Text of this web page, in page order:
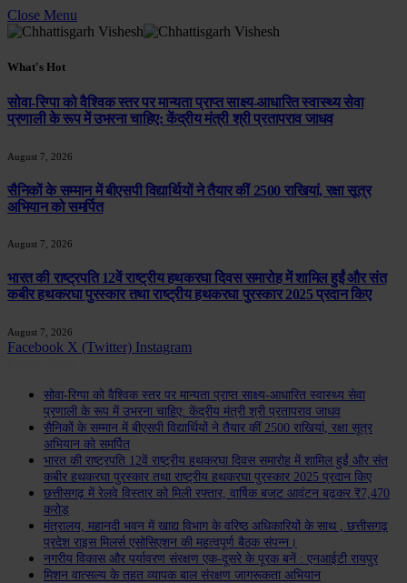
Close Menu
What's Hot
सोवा-रिग्पा को वैश्विक स्तर पर मान्यता प्राप्त साक्ष्य-आधारित स्वास्थ्य सेवा
प्रणाली के रूप में उभरना चाहिए: केंद्रीय मंत्री श्री प्रतापराव जाधव
August 7, 2026
सैनिकों के सम्मान में बीएसपी विद्यार्थियों ने तैयार कीं 2500 राखियां, रक्षा सूत्र
अभियान को समर्पित
August 7, 2026
भारत की राष्ट्रपति 12वें राष्ट्रीय हथकरघा दिवस समारोह में शामिल हुईं और संत
कबीर हथकरघा पुरस्कार तथा राष्ट्रीय हथकरघा पुरस्कार 2025 प्रदान किए
August 7, 2026
Facebook X (Twitter) Instagram
सोवा-रिग्पा को वैश्विक स्तर पर मान्यता प्राप्त साक्ष्य-आधारित स्वास्थ्य सेवा
प्रणाली के रूप में उभरना चाहिए: केंद्रीय मंत्री श्री प्रतापराव जाधव
सैनिकों के सम्मान में बीएसपी विद्यार्थियों ने तैयार कीं 2500 राखियां, रक्षा सूत्र
अभियान को समर्पित
भारत की राष्ट्रपति 12वें राष्ट्रीय हथकरघा दिवस समारोह में शामिल हुईं और संत
कबीर हथकरघा पुरस्कार तथा राष्ट्रीय हथकरघा पुरस्कार 2025 प्रदान किए
छत्तीसगढ़ में रेलवे विस्तार को मिली रफ्तार, वार्षिक बजट आवंटन बढ़कर ₹7,470
करोड़
मंत्रालय, महानदी भवन में खाद्य विभाग के वरिष्ठ अधिकारियों के साथ , छत्तीसगढ़
प्रदेश राइस मिलर्स एसोसिएशन की महत्वपूर्ण बैठक संपन्न।
नगरीय विकास और पर्यावरण संरक्षण एक-दूसरे के पूरक बनें : एनआईटी रायपुर
मिशन वात्सल्य के तहत व्यापक बाल संरक्षण जागरूकता अभियान